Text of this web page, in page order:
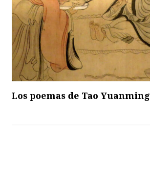
Los poemas de Tao Yuanming